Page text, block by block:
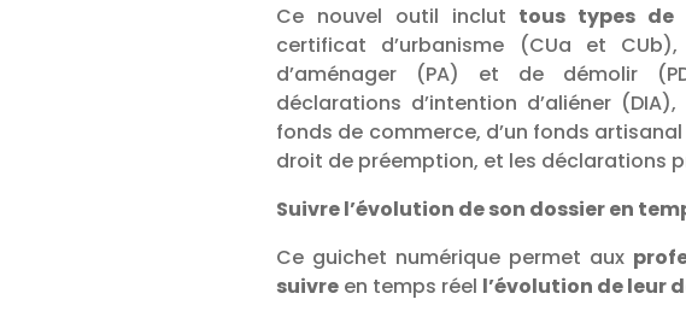
Ce nouvel outil inclut tous types de
certificat d’urbanisme (CUa et
d’aménager (PA) et de démolir
déclarations d’intention d’aliéner
fonds de commerce, d’un fonds
droit de préemption, et les déclarations
Suivre l’évolution de son dossier en
Ce guichet numérique permet aux
suivre en temps réel l’évolution de leur